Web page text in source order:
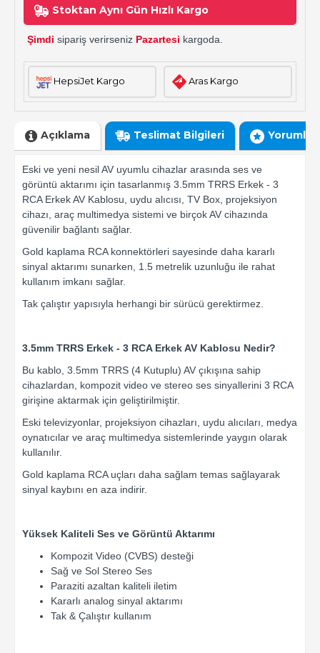
Stoktan Aynı Gün Hızlı Kargo
Şimdi sipariş verirseniz Pazartesi kargoda.
HepsiJet Kargo Aras Kargo
Açıklama Teslimat Bilgileri Yorumlar
Eski ve yeni nesil AV uyumlu cihazlar arasında ses ve
görüntü aktarımı için tasarlanmış 3.5mm TRRS Erkek - 3
RCA Erkek AV Kablosu, uydu alıcısı, TV Box, projeksiyon
cihazı, araç multimedya sistemi ve birçok AV cihazında
güvenilir bağlantı sağlar.
Gold kaplama RCA konnektörleri sayesinde daha kararlı
sinyal aktarımı sunarken, 1.5 metrelik uzunluğu ile rahat
kullanım imkanı sağlar.
Tak çalıştır yapısıyla herhangi bir sürücü gerektirmez.
3.5mm TRRS Erkek - 3 RCA Erkek AV Kablosu Nedir?
Bu kablo, 3.5mm TRRS (4 Kutuplu) AV çıkışına sahip
cihazlardan, kompozit video ve stereo ses sinyallerini 3 RCA
girişine aktarmak için geliştirilmiştir.
Eski televizyonlar, projeksiyon cihazları, uydu alıcıları, medya
oynatıcılar ve araç multimedya sistemlerinde yaygın olarak
kullanılır.
Gold kaplama RCA uçları daha sağlam temas sağlayarak
sinyal kaybını en aza indirir.
Yüksek Kaliteli Ses ve Görüntü Aktarımı
Kompozit Video (CVBS) desteği
Sağ ve Sol Stereo Ses
Paraziti azaltan kaliteli iletim
Kararlı analog sinyal aktarımı
Tak & Çalıştır kullanım